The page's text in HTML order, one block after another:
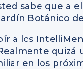
sabe que a
Botánico
a los
en los